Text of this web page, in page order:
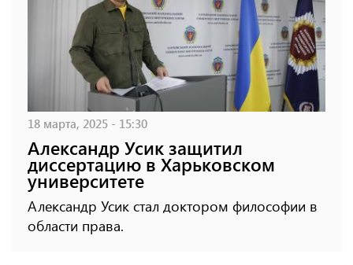
18 марта, 2025 - 15:30
Александр Усик защитил
диссертацию в Харьковском
университете
Александр Усик стал доктором философии в
области права.